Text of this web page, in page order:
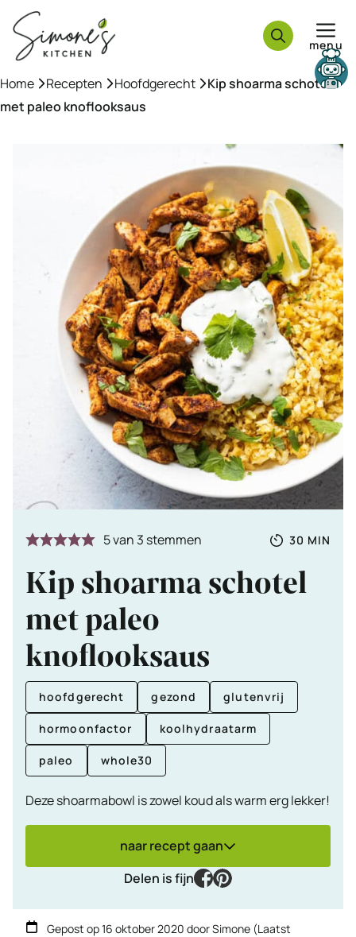
naar
inhoud
menu
Home »Recepten »Hoofdgerecht »Kip shoarma schotel
met paleo knoflooksaus
5van 3 stemmen
Totale
30 MIN
Kip shoarma schotel
met paleo
knoflooksaus
hoofdgerecht gezond glutenvrij
hormoonfactor koolhydraatarm
paleo whole30
Deze shoarmabowl is zowel koud als warm erg lekker!
naar recept gaan
Delen is fijn
facebook
pinterest
Gepost op16 oktober 2020 doorSimone (Laatst